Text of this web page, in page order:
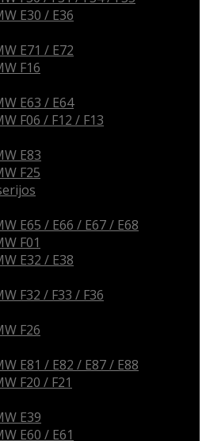
E30 / E36
E71 / E72
F16
E63 / E64
F06 / F12 / F13
E83
F25
E65 / E66 / E67 / E68
F01
E32 / E38
F32 / F33 / F36
F26
E81 / E82 / E87 / E88
F20 / F21
E39
E60 / E61